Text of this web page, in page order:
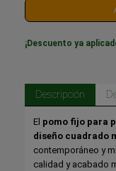
¡Descuento ya
Descripción
El pomo fijo para
diseño cuadrado
contemporáneo y
calidad y acabado